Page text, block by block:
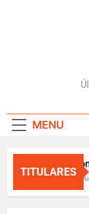
MENU
TITULARES
8